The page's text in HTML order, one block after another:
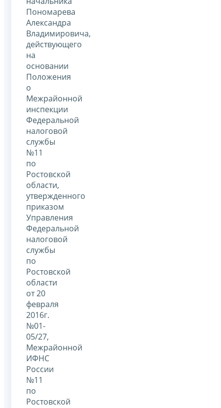
Пономарева
Александра
Владимировича,
действующего
на
основании
Положения
о
Межрайонной
инспекции
Федеральной
налоговой
службы
№11
по
Ростовской
области,
утвержденного
приказом
Управления
Федеральной
налоговой
службы
по
Ростовской
области
от 20
февраля
2016г.
№01-
05/27,
Межрайонной
ИФНС
России
№11
по
Ростовской